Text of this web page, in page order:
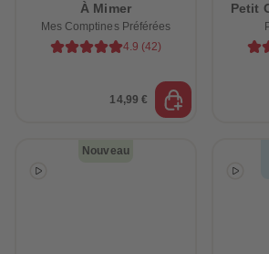
À Mimer
Mes Comptines Préférées
4.9 (42)
14,99 €
Petit
Nouveau